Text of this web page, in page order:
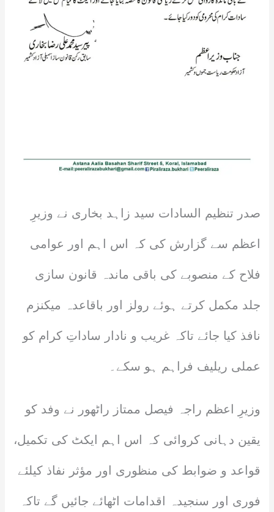
صدر تنظیم السادات سید زاہد بخاری نے وزیرِ
اعظم سے گزارش کی کہ اس اہم اور عوامی
فلاح کے منصوبے کی باقی ماندہ قانون سازی
جلد مکمل کرتے ہوئے رولز اور باقاعدہ میکنزم
نافذ کیا جائے تاکہ غریب و نادار ساداتِ کرام کو
عملی ریلیف فراہم ہو سکے۔
وزیرِ اعظم راجہ فیصل ممتاز راٹھور نے وفد کو
یقین دہانی کروائی کہ اس اہم ایکٹ کی تکمیل،
قواعد و ضوابط کی منظوری اور مؤثر نفاذ کیلئے
فوری اور سنجیدہ اقدامات اٹھائے جائیں گے تاکہ